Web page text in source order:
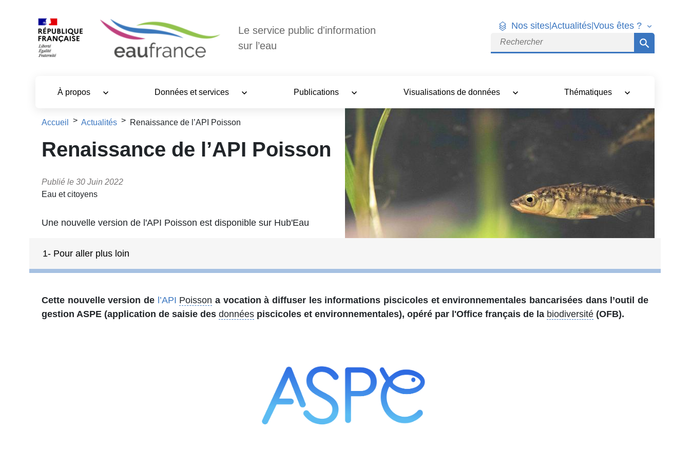
Aller au contenu principal
Le service public d'information
sur l’eau
Nos sites Actualités Vous êtes ?
Rechercher
À propos Données et services Publications Visualisations de données Thématiques
Fil d'Ariane
Accueil Actualités Renaissance de l’API Poisson
Renaissance de l’API Poisson
Publié le 30 Juin 2022
Eau et citoyens
Une nouvelle version de l'API Poisson est disponible sur Hub'Eau
1- Pour aller plus loin
Cette nouvelle version de l’API Poisson a vocation à diffuser les informations piscicoles et environnementales bancarisées dans l’outil de
gestion ASPE (application de saisie des données piscicoles et environnementales), opéré par l'Office français de la biodiversité (OFB).